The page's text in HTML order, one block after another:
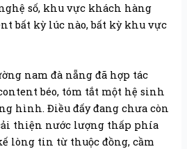
số, khu vực khách hàng
bất kỳ lúc nào, bất kỳ khu vực
nam đà nẵng đã hợp tác
béo, tóm tắt một hệ sinh
hình. Điều đấy đang chưa còn
thiện nước lượng thấp phía
lòng tin từ thuộc đồng, cầm